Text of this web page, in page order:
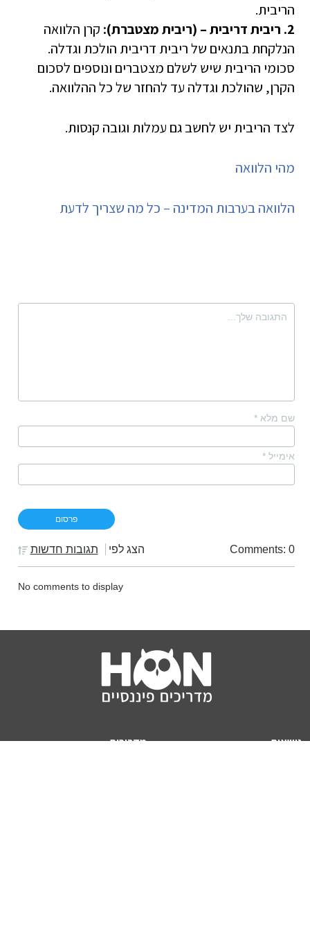
הריבית.
2. ריבית דריבית – (ריבית מצטברת):
קרן הלוואה
הנלקחת בתנאים של ריבית דריבית הולכת וגדלה.
סכומי הריבית שיש לשלם מצטברים ונוספים לסכום
הקרן, שהולכת וגדלה עד להחזר של כל ההלוואה.
לצד הריבית יש לחשב גם עמלות וגובה קנסות.
מהי הלוואה
הלוואה בערבות המדינה – כל מה שצריך לדעת
שם מלא *
אימייל *
Comments: 0 הצג לפי תגובות חדשות
No comments to display
נושאים
מדריכים